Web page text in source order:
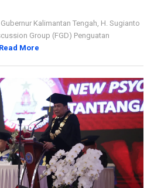
Kalimantan Tengah, H. Sugianto
Group (FGD) Penguatan
Read More